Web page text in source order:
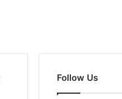
Follow Us